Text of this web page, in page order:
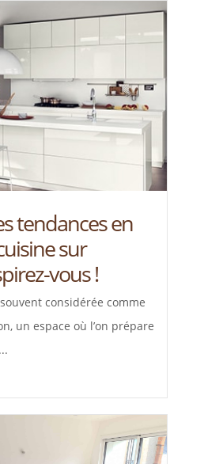
tendances en
sur
vous !
considérée comme
un espace où l’on prépare